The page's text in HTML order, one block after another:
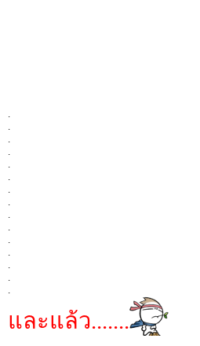
.
.
.
.
.
.
.
.
.
.
.
.
.
.
.
และแล้ว.......